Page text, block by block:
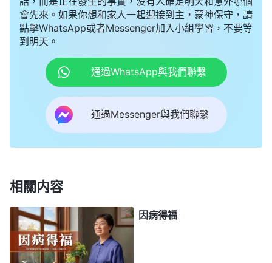
神就不要老年人了嗎？年齡大了就真的没用了嗎？就
不能蒙拯救了嗎？』怎麽想都難過，怎麽想都高興不
起來。這大好的時光、大好的機會自己還不想錯過，
但就是不能像年輕人一樣全身心地為神花費、全身心
地盡本分。這些年老的人因為自己的年齡陷入了深深
的愁苦、憂慮與擔心之中，每臨到難處、挫折、坎
坷、碰壁都埋怨自己的年齡，甚至自己都很討厭自
樣追求真理（三）》
跟神揭示的一樣，擔心年齡大了，身體、記憶力不
行，盡不上本分就不能蒙拯救了，即使力所能及地盡
點本分，還怕做少了神不紀念，就陷入愁苦之中。帶
會先來。如果你想和家人一起迎接到主，蒙神保守，請
點擊WhatsApp或者Messenger加入小組學習，不要等
到明天。
通過WhatsApp與我們聯繫
通過Messenger與我們聯繫
相關内容
因病得福